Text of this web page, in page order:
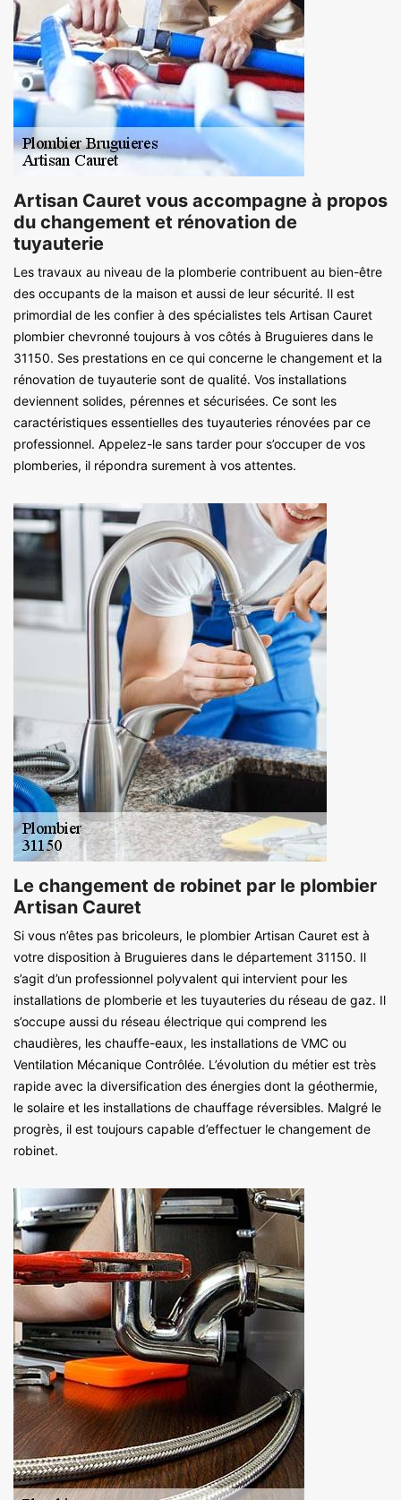
Artisan Cauret vous accompagne à propos
du changement et rénovation de
tuyauterie
Les travaux au niveau de la plomberie contribuent au bien-être
des occupants de la maison et aussi de leur sécurité. Il est
primordial de les confier à des spécialistes tels Artisan Cauret
plombier chevronné toujours à vos côtés à Bruguieres dans le
31150. Ses prestations en ce qui concerne le changement et la
rénovation de tuyauterie sont de qualité. Vos installations
deviennent solides, pérennes et sécurisées. Ce sont les
caractéristiques essentielles des tuyauteries rénovées par ce
professionnel. Appelez-le sans tarder pour s’occuper de vos
plomberies, il répondra surement à vos attentes.
Le changement de robinet par le plombier
Artisan Cauret
Si vous n’êtes pas bricoleurs, le plombier Artisan Cauret est à
votre disposition à Bruguieres dans le département 31150. Il
s’agit d’un professionnel polyvalent qui intervient pour les
installations de plomberie et les tuyauteries du réseau de gaz. Il
s’occupe aussi du réseau électrique qui comprend les
chaudières, les chauffe-eaux, les installations de VMC ou
Ventilation Mécanique Contrôlée. L’évolution du métier est très
rapide avec la diversification des énergies dont la géothermie,
le solaire et les installations de chauffage réversibles. Malgré le
progrès, il est toujours capable d’effectuer le changement de
robinet.